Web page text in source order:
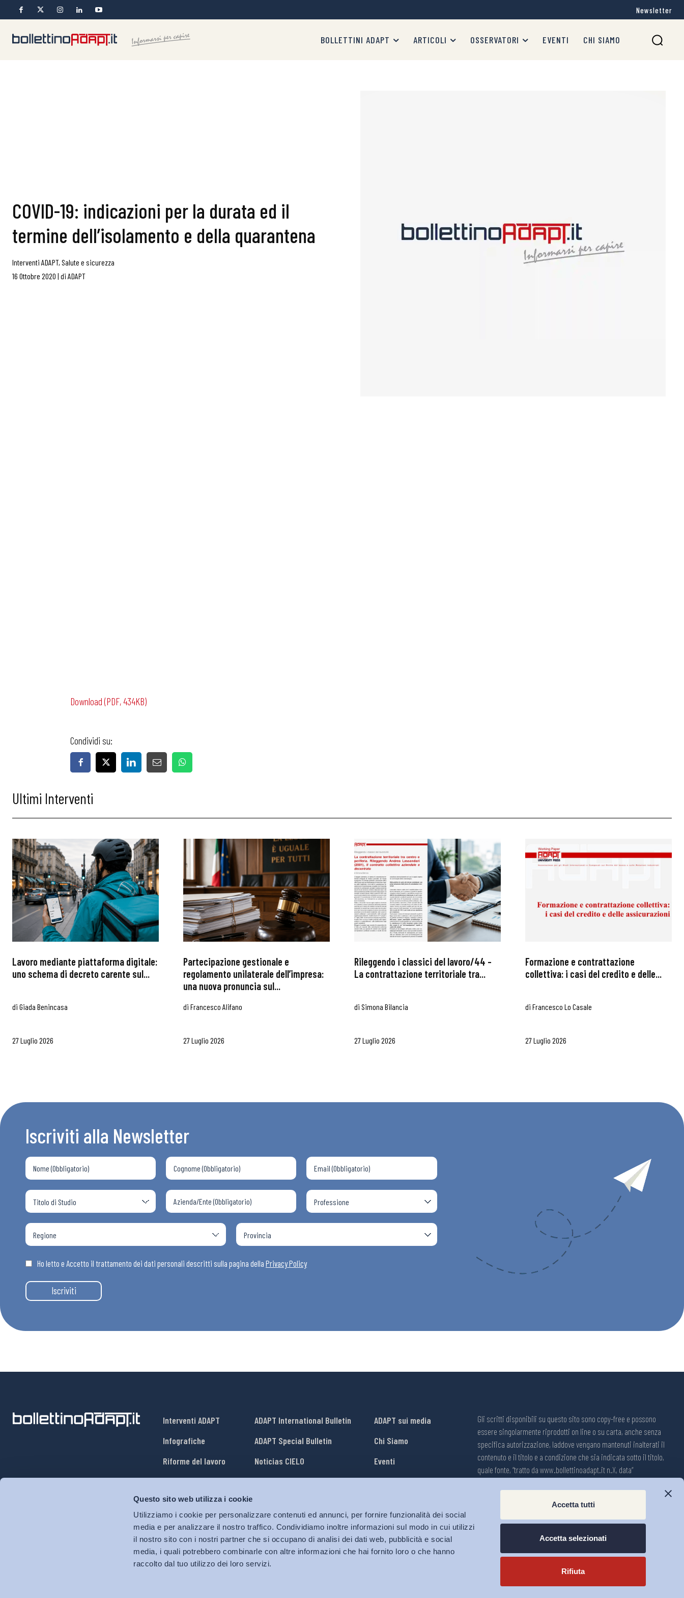
Questo sito web utilizza i cookie
Utilizziamo i cookie per personalizzare contenuti ed annunci, per fornire funzionalità dei social
media e per analizzare il nostro traffico. Condividiamo inoltre informazioni sul modo in cui utilizzi
il nostro sito con i nostri partner che si occupano di analisi dei dati web, pubblicità e social
media, i quali potrebbero combinarle con altre informazioni che hai fornito loro o che hanno
raccolto dal tuo utilizzo dei loro servizi.
Accetta tutti
Accetta selezionati
Rifiuta
Articoli
Osservatori
Eventi
Chi Siamo
Newsletter
BOLLETTINI ADAPT ARTICOLI OSSERVATORI EVENTI CHI SIAMO
COVID-19: indicazioni per la durata ed il
termine dell’isolamento e della quarantena
Interventi ADAPT, Salute e sicurezza
16 Ottobre 2020 | di ADAPT
Download (PDF, 434KB)
Condividi su:
Ultimi Interventi
Lavoro mediante piattaforma digitale:
uno schema di decreto carente sul...
di Giada Benincasa
27 Luglio 2026
Partecipazione gestionale e
regolamento unilaterale dell’impresa:
una nuova pronuncia sul...
di Francesco Alifano
27 Luglio 2026
Rileggendo i classici del lavoro/44 –
La contrattazione territoriale tra...
di Simona Bilancia
27 Luglio 2026
Formazione e contrattazione
collettiva: i casi del credito e delle...
di Francesco Lo Casale
27 Luglio 2026
Iscriviti alla Newsletter
Ho letto e Accetto il trattamento dei dati personali descritti sulla pagina della Privacy Policy
Iscriviti
Interventi ADAPT
Infografiche
Riforme del lavoro
Mercato del lavoro
Relazioni industriali
Salute e sicurezza
Welfare
ADAPT International Bulletin
ADAPT Special Bulletin
Noticias CIELO
ADAPT sui media
Chi Siamo
Eventi
Lavora con Noi
Gli scritti disponibili su questo sito sono copy-free e possono
essere singolarmente riprodotti on line o su carta, anche senza
specifica autorizzazione, laddove vengano mantenuti inalterati il
contenuto e il titolo e a condizione che sia indicata sotto il titolo,
quale fonte, “tratto da www.bollettinoadapt.it n.X, data“
Registrazione n.1609, 11 novembre 2001, Tribunale di Modena, Italia.
Direttore responsabile: Michele Tiraboschi; Direttrice ADAPT
University Press: Lavinia Serrani.